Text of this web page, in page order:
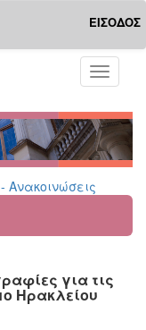
ΕΙΣΟΔΟΣ
Toggle
Ανακοινώσεις
για τις
Ηρακλείου